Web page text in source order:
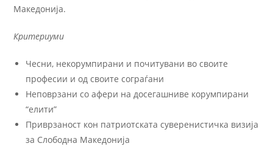
Македонија.
Критериуми
Чесни, некорумпирани и почитувани во своите
професии и од своите сограѓани
Неповрзани со афери на досегашниве корумпирани
“елити”
Приврзаност кон патриотската суверенистичка визија
за Слободна Македонија